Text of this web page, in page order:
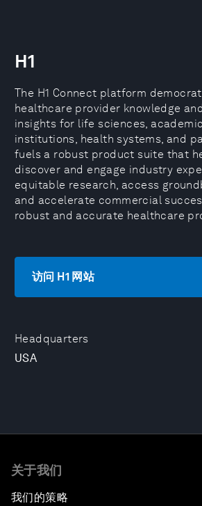
Headquarters
USA
H1
The H1 Connect platform
healthcare provider knowledge
insights for life sciences,
institutions, health systems, and
fuels a robust product suite that
discover and engage industry
equitable research, access
and accelerate commercial
robust and accurate healthcare
访问 H1 网站
关于我们
我们的策略